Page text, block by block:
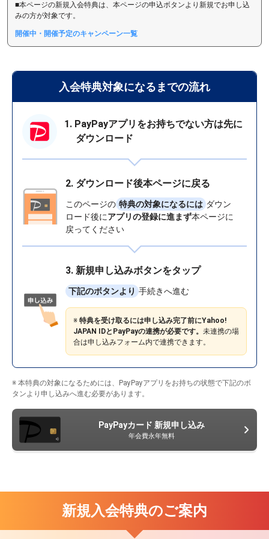
■本ページの新規入会特典は、本ページの申込ボタンより新規でお申し込
みの方が対象です。
開催中・開催予定のキャンペーン一覧
入会特典対象になるまでの流れ
1. PayPayアプリをお持ちでない方は先に
ダウンロード
2. ダウンロード後本ページに戻る
このページの 特典の対象になるには ダウン
ロード後にアプリの登録に進まず本ページに
戻ってください
3. 新規申し込みボタンをタップ
下記のボタンより 手続きへ進む
※ 特典を受け取るには申し込み完了前にYahoo!
JAPAN IDとPayPayの連携が必要です。 未連携の場
合は申し込みフォーム内で連携できます。
※ 本特典の対象になるためには、PayPayアプリをお持ちの状態で下記のボ
タンより 申し込みへ進む必要があります。
PayPayカード 新規申し込み
年会費永年無料
新規入会特典のご案内